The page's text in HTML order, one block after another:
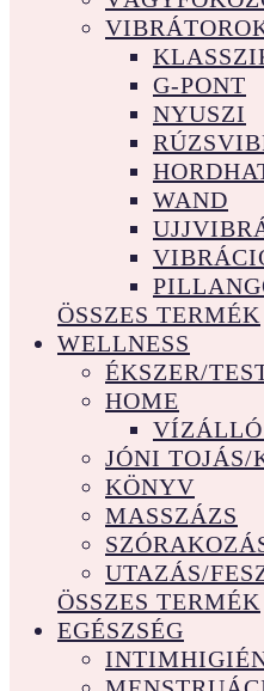
G-PONT
NYUSZI
WAND
ÖSSZES TERMÉK
WELLNESS
ÉKSZER/
HOME
JÓNI TOJÁS/
KÖNYV
MASSZÁZS
UTAZÁS/
ÖSSZES TERMÉK
EGÉSZSÉG